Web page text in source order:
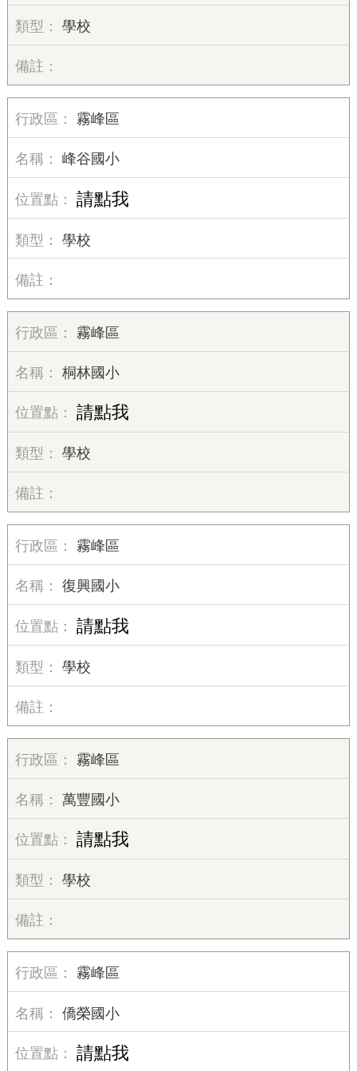
學校
霧峰區
峰谷國小
請點我
學校
霧峰區
桐林國小
請點我
學校
霧峰區
復興國小
請點我
學校
霧峰區
萬豐國小
請點我
學校
霧峰區
僑榮國小
請點我